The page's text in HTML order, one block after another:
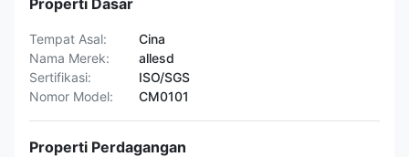
Properti Dasar
Tempat Asal:
Cina
Nama Merek:
allesd
Sertifikasi:
ISO/SGS
Nomor Model:
CM0101
Properti Perdagangan